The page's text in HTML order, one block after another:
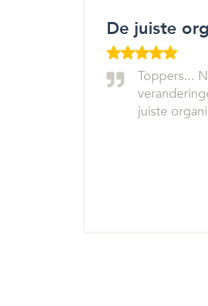
De juiste
Toppers...
juiste